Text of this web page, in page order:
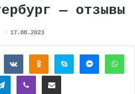
— отзывы
17.08.2023
ВконтактеОдноклассники
Skype Messenger
TelegramViber Поделиться через электронную почту